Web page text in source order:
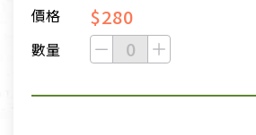
價格
$280
數量